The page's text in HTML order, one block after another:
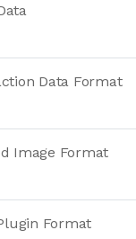
Data Format
Image Format
Format